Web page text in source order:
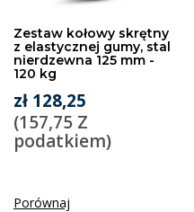
Zestaw kołowy skrętny
z elastycznej gumy, stal
nierdzewna 125 mm -
120 kg
zł 128,25
(157,75 Z
podatkiem)
Porównaj